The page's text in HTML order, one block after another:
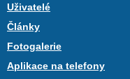
Uživatelé
Články
Fotogalerie
Aplikace na telefony